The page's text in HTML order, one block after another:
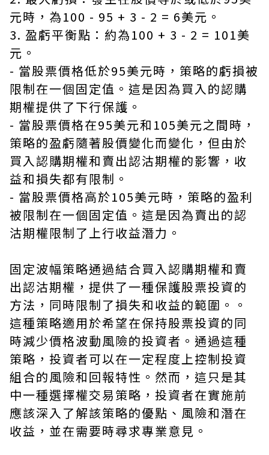
元時，為100 - 95 + 3 - 2 = 6美元。
3. 盈虧平衡點：約為100 + 3 - 2 = 101美
元。
- 當股票價格低於95美元時，策略的虧損被
限制在一個固定值。這是因為買入的認購
期權提供了下行保護。
- 當股票價格在95美元和105美元之間時，
策略的盈虧隨著股價變化而變化，但由於
買入認購期權和賣出認沽期權的影響，收
益和損失都有限制。
- 當股票價格高於105美元時，策略的盈利
被限制在一個固定值。這是因為賣出的認
沽期權限制了上行收益潛力。
固定波幅策略通過結合買入認購期權和賣
出認沽期權，提供了一種保護股票投資的
方法，同時限制了損失和收益的範圍。。
這種策略適用於希望在保持股票投資的同
時減少價格波動風險的投資者。通過這種
策略，投資者可以在一定程度上控制投資
組合的風險和回報特性。然而，這只是其
中一種選擇權交易策略，投資者在實施前
應該深入了解該策略的優點、風險和潛在
收益，並在需要時尋求專業意見。